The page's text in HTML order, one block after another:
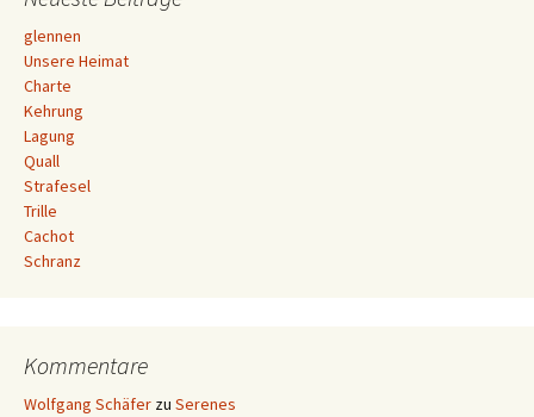
glennen
Unsere Heimat
Charte
Kehrung
Lagung
Quall
Strafesel
Trille
Cachot
Schranz
Kommentare
Wolfgang Schäfer zu Serenes